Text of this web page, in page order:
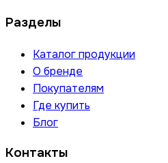
Разделы
Каталог продукции
О бренде
Покупателям
Где купить
Блог
Контакты